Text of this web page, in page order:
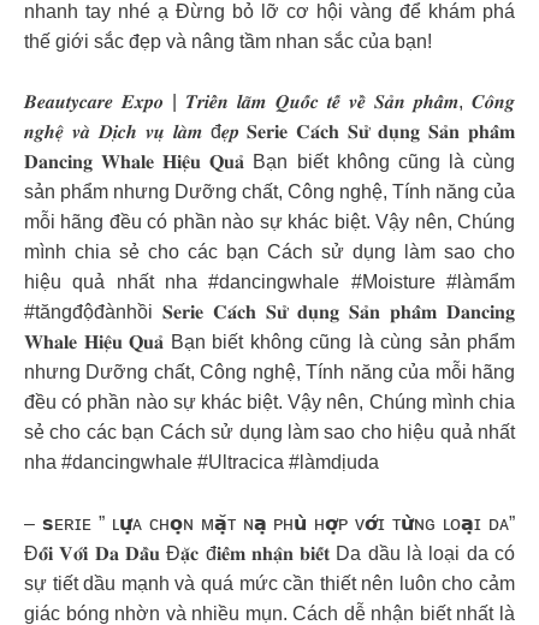
nhanh tay nhé ạ Đừng bỏ lỡ cơ hội vàng để khám phá
thế giới sắc đẹp và nâng tầm nhan sắc của bạn!
𝑩𝒆𝒂𝒖𝒕𝒚𝒄𝒂𝒓𝒆 𝑬𝒙𝒑𝒐 | 𝑻𝒓𝒊𝒆̂̉𝒏 𝒍𝒂̃𝒎 𝑸𝒖𝒐̂́𝒄 𝒕𝒆̂́ 𝒗𝒆̂̀ 𝑺𝒂̉𝒏 𝒑𝒉𝒂̂̉𝒎, 𝑪𝒐̂𝒏𝒈
𝒏𝒈𝒉𝒆̣̂ 𝒗𝒂̀ 𝑫𝒊̣𝒄𝒉 𝒗𝒖̣ 𝒍𝒂̀𝒎 đ𝒆̣𝒑 𝐒𝐞𝐫𝐢𝐞 𝐂𝐚́𝐜𝐡 𝐒𝐮̛̉ 𝐝𝐮̣𝐧𝐠 𝐒𝐚̉𝐧 𝐩𝐡𝐚̂̉𝐦
𝐃𝐚𝐧𝐜𝐢𝐧𝐠 𝐖𝐡𝐚𝐥𝐞 𝐇𝐢𝐞̣̂𝐮 𝐐𝐮𝐚̉ Bạn biết không cũng là cùng
sản phẩm nhưng Dưỡng chất, Công nghệ, Tính năng của
mỗi hãng đều có phần nào sự khác biệt. Vậy nên, Chúng
mình chia sẻ cho các bạn Cách sử dụng làm sao cho
hiệu quả nhất nha #dancingwhale #Moisture #làmẩm
#tăngđộđànhồi 𝐒𝐞𝐫𝐢𝐞 𝐂𝐚́𝐜𝐡 𝐒𝐮̛̉ 𝐝𝐮̣𝐧𝐠 𝐒𝐚̉𝐧 𝐩𝐡𝐚̂̉𝐦 𝐃𝐚𝐧𝐜𝐢𝐧𝐠
𝐖𝐡𝐚𝐥𝐞 𝐇𝐢𝐞̣̂𝐮 𝐐𝐮𝐚̉ Bạn biết không cũng là cùng sản phẩm
nhưng Dưỡng chất, Công nghệ, Tính năng của mỗi hãng
đều có phần nào sự khác biệt. Vậy nên, Chúng mình chia
sẻ cho các bạn Cách sử dụng làm sao cho hiệu quả nhất
nha #dancingwhale #Ultracica #làmdịuda
– 𝘀ᴇʀɪᴇ ” ʟ𝘂̛̣ᴀ ᴄʜ𝗼̣ɴ ᴍ𝗮̣̆ᴛ ɴ𝗮̣ ᴘʜ𝘂̀ ʜ𝗼̛̣ᴘ ᴠ𝗼̛́ɪ ᴛ𝘂̛̀ɴɢ ʟᴏ𝗮̣ɪ ᴅᴀ”
Đ𝐨̂́𝐢 𝐕𝐨̛́𝐢 𝐃𝐚 𝐃𝐚̂̀𝐮 Đ𝐚̣̆𝐜 đ𝐢𝐞̂̉𝐦 𝐧𝐡𝐚̣̂𝐧 𝐛𝐢𝐞̂́𝐭 Da dầu là loại da có
sự tiết dầu mạnh và quá mức cần thiết nên luôn cho cảm
giác bóng nhờn và nhiều mụn. Cách dễ nhận biết nhất là